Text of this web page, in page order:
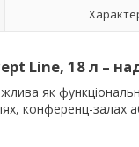
Line, 18 л –
як
конференц-залах